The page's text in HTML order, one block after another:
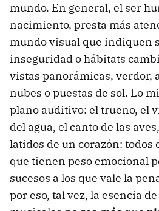
mundo. En general, el ser
nacimiento, presta más
mundo visual que indiquen
inseguridad o hábitats
vistas panorámicas, verdor,
nubes o puestas de sol. Lo
plano auditivo: el trueno, el
del agua, el canto de las
latidos de un corazón: todos
que tienen peso emocional
sucesos a los que vale la
por eso, tal vez, la esencia